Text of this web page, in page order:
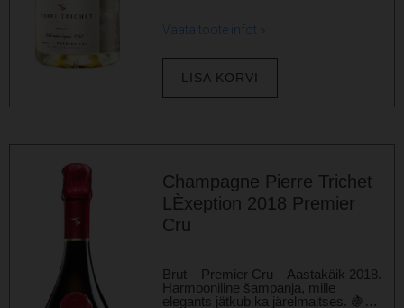
Vaata toote infot »
LISA KORVI
Champagne Pierre Trichet
LÈxeption 2018 Premier
Cru
Brut – Premier Cru – Aastakäik 2018.
Harmooniline šampanja, mille
elegants jätkub ka järelmaitses. 🍇…